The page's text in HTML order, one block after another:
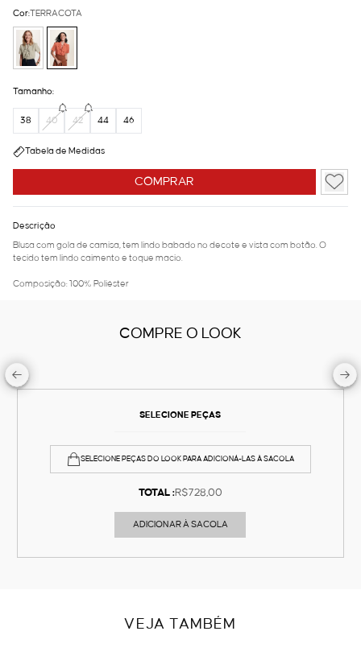
COMPRAR
Cor:TERRACOTA
Tamanho:
38 40 42 44 46
Tabela de Medidas
Descrição
Blusa com gola de camisa, tem lindo babado no decote e vista com botão. O
tecido tem lindo caimento e toque macio.
Composição: 100% Poliéster
COMPRE O LOOK
SELECIONE PEÇAS
SELECIONE PEÇAS DO LOOK PARA ADICIONÁ-LAS À SACOLA
TOTAL :R$728,00
ADICIONAR À SACOLA
VEJA TAMBÉM